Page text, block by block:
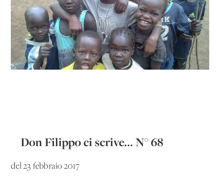
Don Filippo ci scrive... N° 68
del 23 febbraio 2017